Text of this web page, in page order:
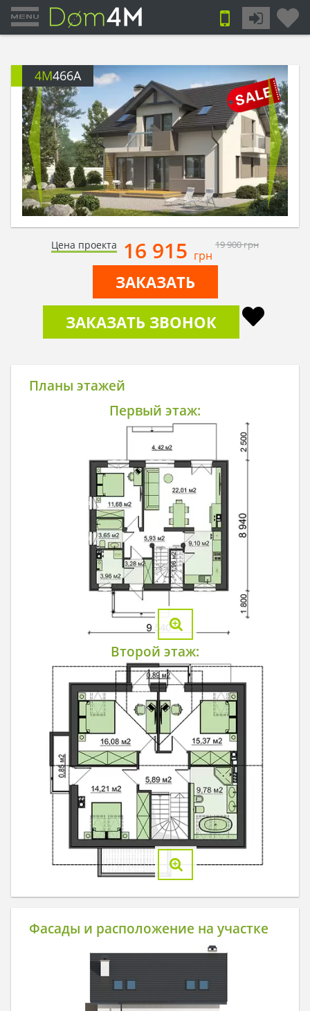
4M466A
Цена проекта 16 915 грн
19 900грн
ЗАКАЗАТЬ
ЗАКАЗАТЬ ЗВОНОК
Планы этажей
Первый этаж:
Второй этаж:
Фасады и расположение на участке